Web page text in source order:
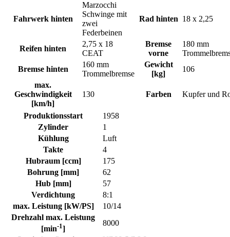
Fahrwerk hinten
Marzocchi
Schwinge mit
zwei
Federbeinen
Rad hinten 18 x 2,25
Reifen hinten
2,75 x 18
CEAT
Bremse
vorne
180 mm
Bremse hinten
160 mm
Trommelbremse
Gewicht
[kg]
106
max.
Geschwindigkeit
[km/h]
130 Farben Kupfer und
Produktionsstart
1958
Zylinder
1
Kühlung
Luft
Takte
4
Hubraum [ccm]
175
Bohrung [mm]
62
Hub [mm]
57
Verdichtung
8:1
max. Leistung [kW/PS]
10/14
Drehzahl max. Leistung
[min-1]
8000